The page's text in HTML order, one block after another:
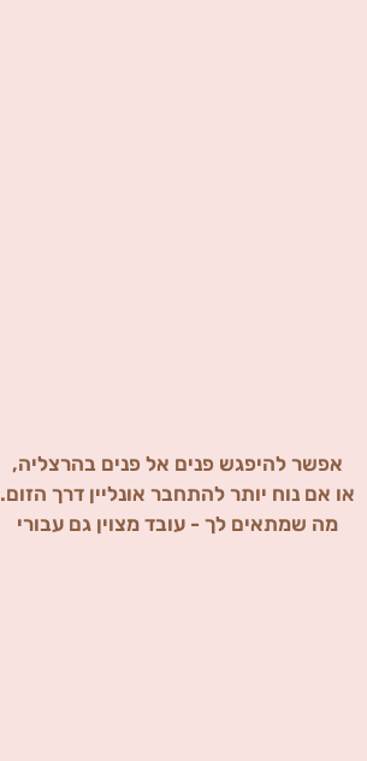
אפשר להיפגש פנים אל פנים בהרצליה,
או אם נוח יותר להתחבר אונליין דרך הזום.
מה שמתאים לך - עובד מצוין גם עבורי